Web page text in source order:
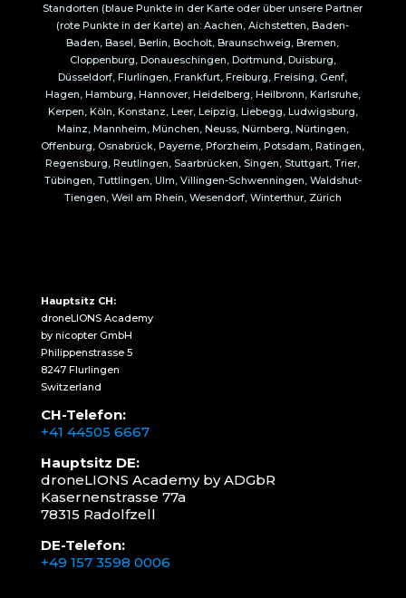
Standorten (blaue Punkte in der Karte oder über unsere Partner
(rote Punkte in der Karte) an: Aachen, Aichstetten, Baden-
Baden, Basel, Berlin, Bocholt, Braunschweig, Bremen,
Cloppenburg, Donaueschingen, Dortmund, Duisburg,
Düsseldorf, Flurlingen, Frankfurt, Freiburg, Freising, Genf,
Hagen, Hamburg, Hannover, Heidelberg, Heilbronn, Karlsruhe,
Kerpen, Köln, Konstanz, Leer, Leipzig, Liebegg, Ludwigsburg,
Mainz, Mannheim, München, Neuss, Nürnberg, Nürtingen,
Offenburg, Osnabrück, Payerne, Pforzheim, Potsdam, Ratingen,
Regensburg, Reutlingen, Saarbrücken, Singen, Stuttgart, Trier,
Tübingen, Tuttlingen, Ulm, Villingen-Schwenningen, Waldshut-
Tiengen, Weil am Rhein, Wesendorf, Winterthur, Zürich
Hauptsitz CH:
droneLIONS Academy
by nicopter GmbH
Philippenstrasse 5
8247 Flurlingen
Switzerland
CH-Telefon:
+41 44505 6667
Hauptsitz DE:
droneLIONS Academy by ADGbR
Kasernenstrasse 77a
78315 Radolfzell
DE-Telefon:
+49 157 3598 0006